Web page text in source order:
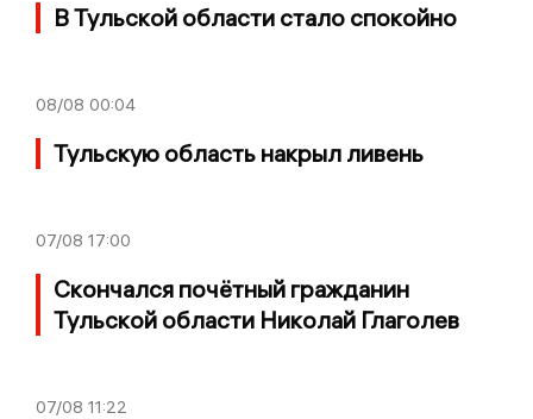
В Тульской области стало спокойно
08/08 00:04
Тульскую область накрыл ливень
07/08 17:00
Скончался почётный гражданин
Тульской области Николай Глаголев
07/08 11:22